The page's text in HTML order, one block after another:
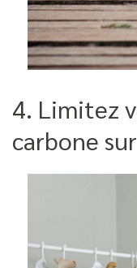
4. Limitez
carbone